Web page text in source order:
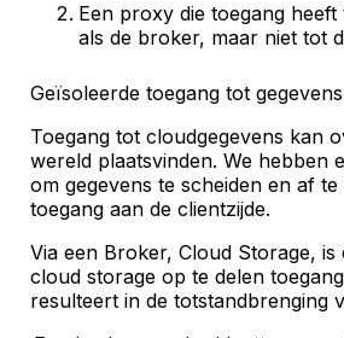
Een proxy die toegang
als de broker, maar niet tot
Geïsoleerde toegang tot
Toegang tot cloudgegevens kan
wereld plaatsvinden. We hebben
om gegevens te scheiden en af
toegang aan de clientzijde.
Via een Broker, Cloud Storage, is
cloud storage op te delen
resulteert in de totstandbrenging